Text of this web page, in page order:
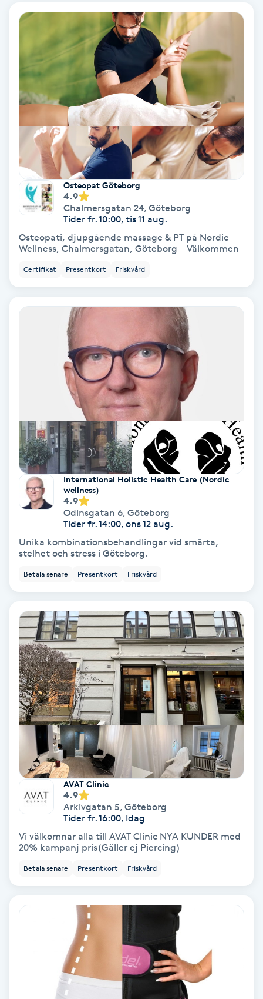
Ansiktsbehandling djuprengörande
Babylights
Balayage
Bambumassage
Barber
Barnklippning
Bottenfärg
Brynformning
Brynplockning
Bröllopsuppsättning
Celluliter
Coachning
Damklippning
Dermapen
Diamantslipning
Enzympeeling
Extensions
Extensions borttagning
Face framing
Faceliftmassage
Fettreducering
Osteopat Göteborg
4.9
Chalmersgatan 24, Göteborg
Tider fr. 10:00, tis 11 aug.
Osteopati, djupgående massage & PT på Nordic
Wellness, Chalmersgatan, Göteborg – Välkommen
Certifikat Presentkort Friskvård
International Holistic Health Care (Nordic
wellness)
4.9
Odinsgatan 6, Göteborg
Tider fr. 14:00, ons 12 aug.
Unika kombinationsbehandlingar vid smärta,
stelhet och stress i Göteborg.
Betala senare Presentkort Friskvård
AVAT Clinic
4.9
Arkivgatan 5, Göteborg
Tider fr. 16:00, Idag
Vi välkomnar alla till AVAT Clinic NYA KUNDER med
20% kampanj pris(Gäller ej Piercing)
Betala senare Presentkort Friskvård